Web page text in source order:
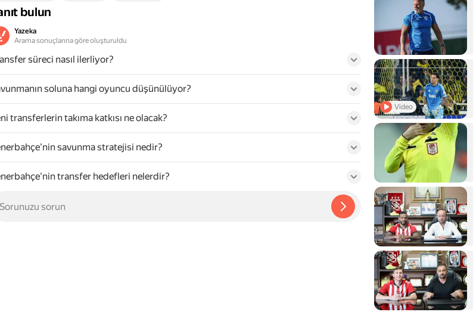
bulun
Yazeka
Arama sonuçlarına göre oluşturuldu
süreci nasıl ilerliyor?
soluna hangi oyuncu düşünülüyor?
transferlerin takıma katkısı ne olacak?
savunma stratejisi nedir?
transfer hedefleri nelerdir?
Video